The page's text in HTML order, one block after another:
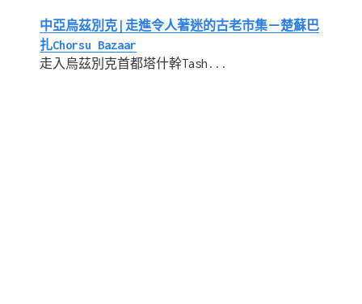
中亞烏茲別克∣走進令人著迷的古老市集－楚蘇巴
扎Chorsu Bazaar
走入烏茲別克首都塔什幹Tash...